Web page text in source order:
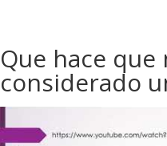
Que hace
considerado